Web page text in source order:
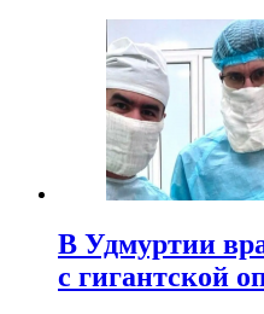
В Удмуртии
с гигантской